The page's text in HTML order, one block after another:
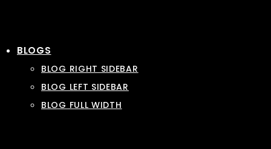
BLOGS
BLOG RIGHT SIDEBAR
BLOG LEFT SIDEBAR
BLOG FULL WIDTH